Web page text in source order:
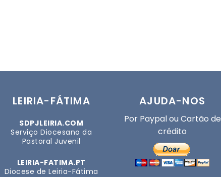
LEIRIA-FÁTIMA
SDPJLEIRIA.COM
Serviço Diocesano da
Pastoral Juvenil
LEIRIA-FATIMA.PT
Diocese de Leiria-Fátima
AJUDA-NOS
Por Paypal ou Cartão de
crédito